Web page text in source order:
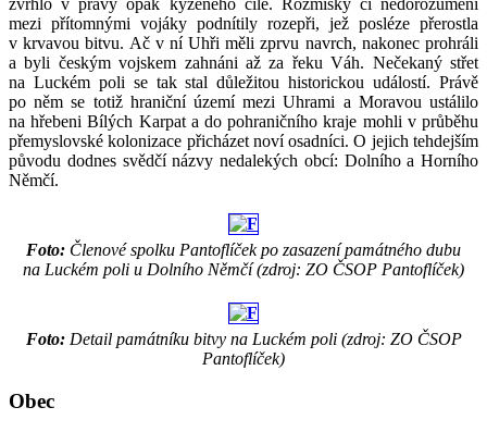
zvrhlo v pravý opak kýženého cíle. Rozmíšky či nedorozumění
mezi přítomnými vojáky podnítily rozepři, jež posléze přerostla
v krvavou bitvu. Ač v ní Uhři měli zprvu navrch, nakonec prohráli
a byli českým vojskem zahnáni až za řeku Váh. Nečekaný střet
na Luckém poli se tak stal důležitou historickou událostí. Právě
po něm se totiž hraniční území mezi Uhrami a Moravou ustálilo
na hřebeni Bílých Karpat a do pohraničního kraje mohli v průběhu
přemyslovské kolonizace přicházet noví osadníci. O jejich tehdejším
původu dodnes svědčí názvy nedalekých obcí: Dolního a Horního
Němčí.
Foto: Členové spolku Pantoflíček po zasazení památného dubu
na Luckém poli u Dolního Němčí (zdroj: ZO ČSOP Pantoflíček)
Foto:Detail památníku bitvy na Luckém poli (zdroj: ZO ČSOP
Pantoflíček)
Obec